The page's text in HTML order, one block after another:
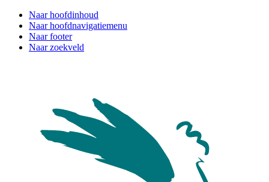
Naar hoofdinhoud
Naar hoofdnavigatiemenu
Naar footer
Naar zoekveld